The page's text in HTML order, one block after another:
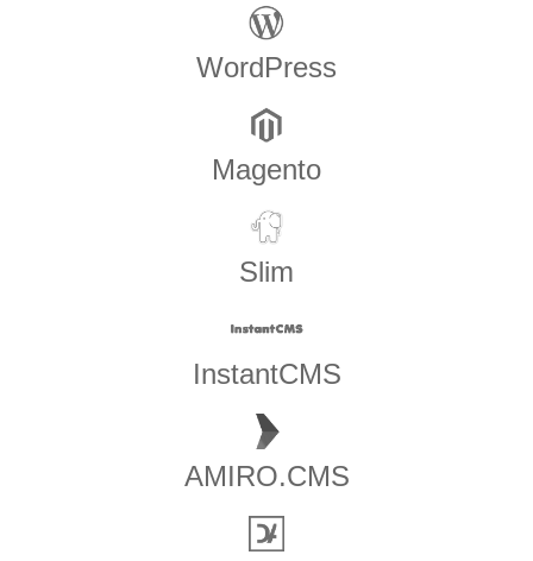
WordPress
Magento
Slim
InstantCMS
AMIRO.CMS